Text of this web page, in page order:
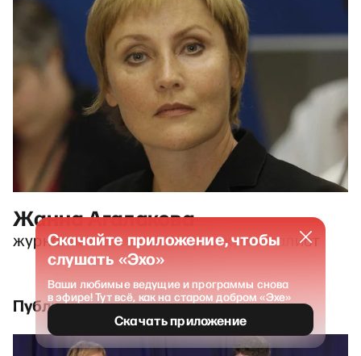
Жанна Агалакова
журналистка и режиссер-документалист
Публикации и выпуски
Скачайте приложение, чтобы
слушать «Эхо»
Ваши любимые ведущие и программы снова
в эфире! Тут всё, как на старом добром «Эхе»
Скачать приложение